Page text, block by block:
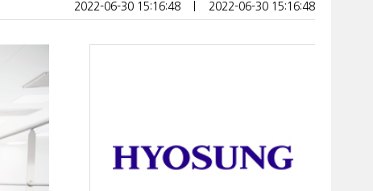
2022-06-30 15:16:48 2022-06-30 15:16:48